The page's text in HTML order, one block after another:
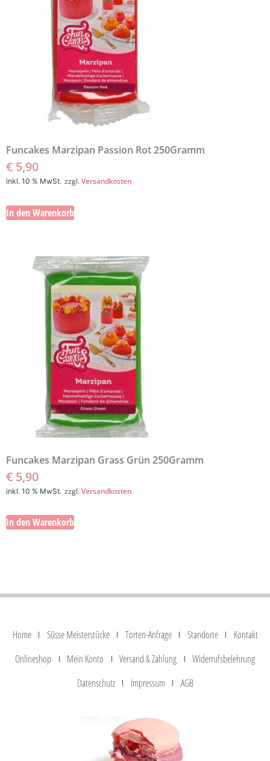
Funcakes Marzipan Passion Rot 250Gramm
€ 5,90
inkl. 10 % MwSt. zzgl.Versandkosten
In den Warenkorb
Funcakes Marzipan Grass Grün 250Gramm
€ 5,90
inkl. 10 % MwSt. zzgl.Versandkosten
In den Warenkorb
Home Süsse Meisterstücke Torten-Anfrage Standorte
Kontakt
Onlineshop
Mein Konto Versand & Zahlung
Widerrufsbelehrung
Datenschutz
Impressum AGB